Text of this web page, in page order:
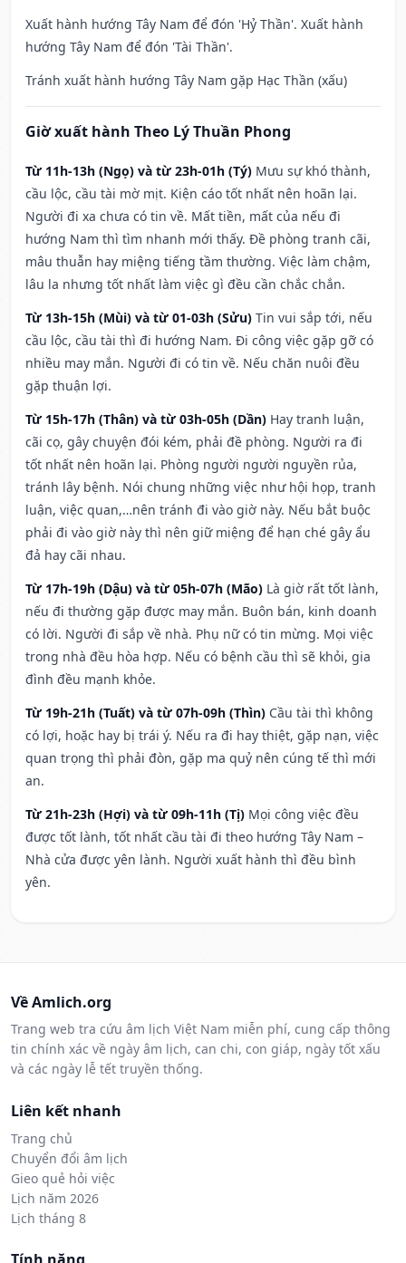
Xuất hành hướng Tây Nam để đón 'Hỷ Thần'. Xuất hành
hướng Tây Nam để đón 'Tài Thần'.
Tránh xuất hành hướng Tây Nam gặp Hạc Thần (xấu)
Giờ xuất hành Theo Lý Thuần Phong
Từ 11h-13h (Ngọ) và từ 23h-01h (Tý) Mưu sự khó thành,
cầu lộc, cầu tài mờ mịt. Kiện cáo tốt nhất nên hoãn lại.
Người đi xa chưa có tin về. Mất tiền, mất của nếu đi
hướng Nam thì tìm nhanh mới thấy. Đề phòng tranh cãi,
mâu thuẫn hay miệng tiếng tầm thường. Việc làm chậm,
lâu la nhưng tốt nhất làm việc gì đều cần chắc chắn.
Từ 13h-15h (Mùi) và từ 01-03h (Sửu) Tin vui sắp tới, nếu
cầu lộc, cầu tài thì đi hướng Nam. Đi công việc gặp gỡ có
nhiều may mắn. Người đi có tin về. Nếu chăn nuôi đều
gặp thuận lợi.
Từ 15h-17h (Thân) và từ 03h-05h (Dần) Hay tranh luận,
cãi cọ, gây chuyện đói kém, phải đề phòng. Người ra đi
tốt nhất nên hoãn lại. Phòng người người nguyền rủa,
tránh lây bệnh. Nói chung những việc như hội họp, tranh
luận, việc quan,…nên tránh đi vào giờ này. Nếu bắt buộc
phải đi vào giờ này thì nên giữ miệng để hạn ché gây ẩu
đả hay cãi nhau.
Từ 17h-19h (Dậu) và từ 05h-07h (Mão) Là giờ rất tốt lành,
nếu đi thường gặp được may mắn. Buôn bán, kinh doanh
có lời. Người đi sắp về nhà. Phụ nữ có tin mừng. Mọi việc
trong nhà đều hòa hợp. Nếu có bệnh cầu thì sẽ khỏi, gia
đình đều mạnh khỏe.
Từ 19h-21h (Tuất) và từ 07h-09h (Thìn) Cầu tài thì không
có lợi, hoặc hay bị trái ý. Nếu ra đi hay thiệt, gặp nạn, việc
quan trọng thì phải đòn, gặp ma quỷ nên cúng tế thì mới
an.
Từ 21h-23h (Hợi) và từ 09h-11h (Tị) Mọi công việc đều
được tốt lành, tốt nhất cầu tài đi theo hướng Tây Nam –
Nhà cửa được yên lành. Người xuất hành thì đều bình
yên.
Về Amlich.org
Trang web tra cứu âm lịch Việt Nam miễn phí, cung cấp thông
tin chính xác về ngày âm lịch, can chi, con giáp, ngày tốt xấu
và các ngày lễ tết truyền thống.
Liên kết nhanh
Trang chủ
Chuyển đổi âm lịch
Gieo quẻ hỏi việc
Lịch năm 2026
Lịch tháng 8